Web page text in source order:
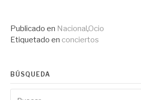
Publicado en Nacional ,Ocio
Etiquetado en conciertos
BÚSQUEDA